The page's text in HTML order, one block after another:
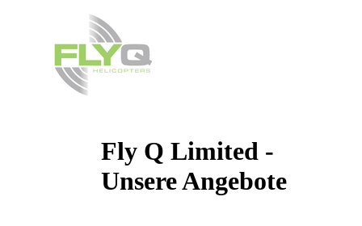
Fly Q Limited -
Unsere Angebote